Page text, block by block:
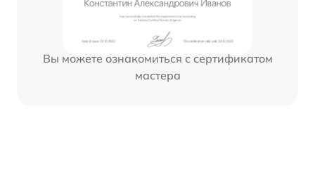
Вы можете ознакомиться с сертификатом
мастера